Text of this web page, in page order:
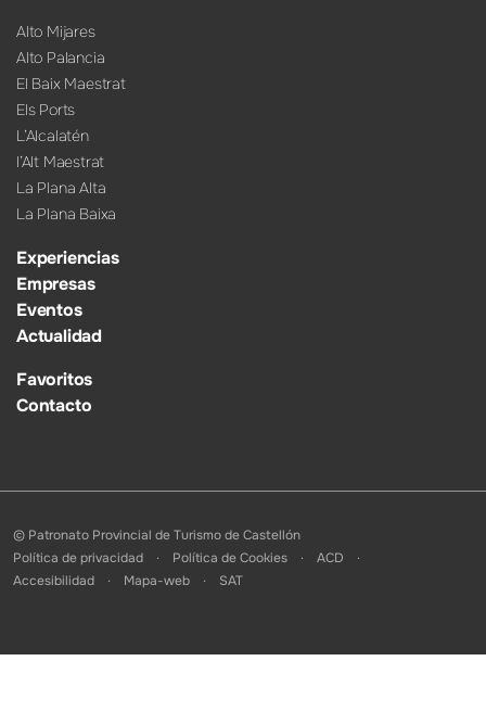
Alto Mijares
Alto Palancia
El Baix Maestrat
Els Ports
L’Alcalatén
l’Alt Maestrat
La Plana Alta
La Plana Baixa
Experiencias
Empresas
Eventos
Actualidad
Favoritos
Contacto
© Patronato Provincial de Turismo de Castellón
Política de privacidad
Política de Cookies
ACD
Accesibilidad
Mapa-web SAT